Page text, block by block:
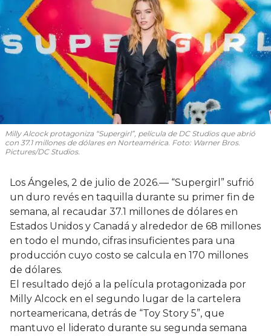
Milly Alcock protagoniza “Supergirl”, película de DC Studios que abrió
con 37.1 millones de dólares en Norteamérica. Foto: Warner Bros.
Pictures/DC Studios.
Los Ángeles, 2 de julio de 2026.— “Supergirl” sufrió
un duro revés en taquilla durante su primer fin de
semana, al recaudar 37.1 millones de dólares en
Estados Unidos y Canadá y alrededor de 68 millones
en todo el mundo, cifras insuficientes para una
producción cuyo costo se calcula en 170 millones
de dólares.
El resultado dejó a la película protagonizada por
Milly Alcock en el segundo lugar de la cartelera
norteamericana, detrás de “Toy Story 5”, que
mantuvo el liderato durante su segunda semana